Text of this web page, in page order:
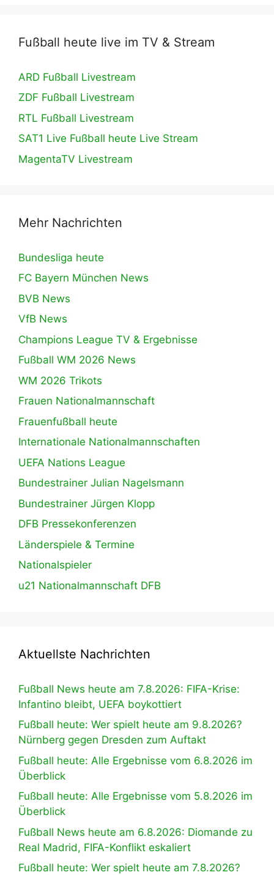
Fußball heute live im TV & Stream
ARD Fußball Livestream
ZDF Fußball Livestream
RTL Fußball Livestream
SAT1 Live Fußball heute Live Stream
MagentaTV Livestream
Mehr Nachrichten
Bundesliga heute
FC Bayern München News
BVB News
VfB News
Champions League TV & Ergebnisse
Fußball WM 2026 News
WM 2026 Trikots
Frauen Nationalmannschaft
Frauenfußball heute
Internationale Nationalmannschaften
UEFA Nations League
Bundestrainer Julian Nagelsmann
Bundestrainer Jürgen Klopp
DFB Pressekonferenzen
Länderspiele & Termine
Nationalspieler
u21 Nationalmannschaft DFB
Aktuellste Nachrichten
Fußball News heute am 7.8.2026: FIFA-Krise:
Infantino bleibt, UEFA boykottiert
Fußball heute: Wer spielt heute am 9.8.2026?
Nürnberg gegen Dresden zum Auftakt
Fußball heute: Alle Ergebnisse vom 6.8.2026 im
Überblick
Fußball heute: Alle Ergebnisse vom 5.8.2026 im
Überblick
Fußball News heute am 6.8.2026: Diomande zu
Real Madrid, FIFA-Konflikt eskaliert
Fußball heute: Wer spielt heute am 7.8.2026?